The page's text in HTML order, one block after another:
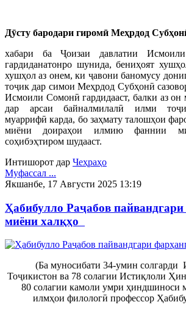
Дӯсту бародари гиромӣ Меҳрдод
хабари ба Ҷоизаи давлатии
гардиданатонро шунида, бениҳоят
хушҳол аз онем, ки ҷавони баномусу
тоҷик дар симои Меҳрдод Субҳонӣ
Исмоили Сомонӣ гардидааст, балки аз он
дар арсаи байналмилалӣ илми
муаррифӣ карда, бо заҳмату талошҳои
миёни доираҳои илмию фаннии
соҳибэҳтиром шудааст.
Интишорот дар Чеҳраҳо
Муфассал ...
Якшанбе, 17 Августи 2025 13:19
Ҳабибулло Раҷабов
миёни халқҳо
(Ба муносибати 34-умин солгарди
Тоҷикистон ва 78 солагии Истиқлоли
80 солагии камоли умри ҳиндшиноси
илмҳои филологӣ профессор